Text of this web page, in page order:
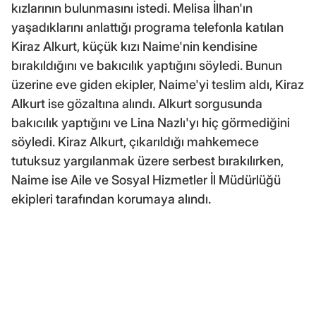
kızlarının bulunmasını istedi. Melisa İlhan'ın
yaşadıklarını anlattığı programa telefonla katılan
Kiraz Alkurt, küçük kızı Naime'nin kendisine
bırakıldığını ve bakıcılık yaptığını söyledi. Bunun
üzerine eve giden ekipler, Naime'yi teslim aldı, Kiraz
Alkurt ise gözaltına alındı. Alkurt sorgusunda
bakıcılık yaptığını ve Lina Nazlı'yı hiç görmediğini
söyledi. Kiraz Alkurt, çıkarıldığı mahkemece
tutuksuz yargılanmak üzere serbest bırakılırken,
Naime ise Aile ve Sosyal Hizmetler İl Müdürlüğü
ekipleri tarafından korumaya alındı.